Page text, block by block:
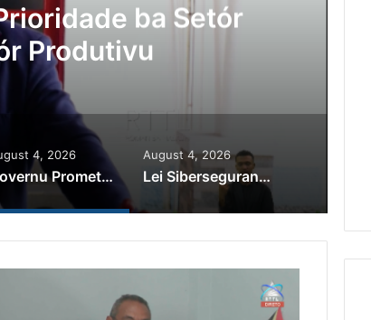
ba Setór
Produtivu
4, 2026
Governu Promete Tau Prioridade ba Setór Minerais no Setór Produtivu
August 4, 2026
Lei Siberseguransa Ajuda Autoridade Polisiál Kaptura Autór Kriminozu ho Paradeiru Iha Estranjeiru